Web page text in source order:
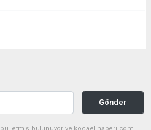
Gönder
etmiş bulunuyor ve kocaelihaberi.com